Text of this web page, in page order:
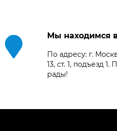
Мы находимся
По адресу: г.
13, ст. 1, подъезд
рады!